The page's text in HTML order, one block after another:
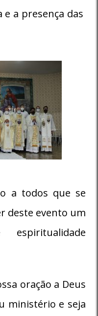
e a presença das
a todos que se
deste evento um
oração a Deus
ministério e seja